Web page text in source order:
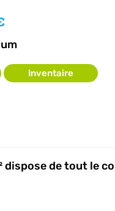
Inventaire
dispose de tout le